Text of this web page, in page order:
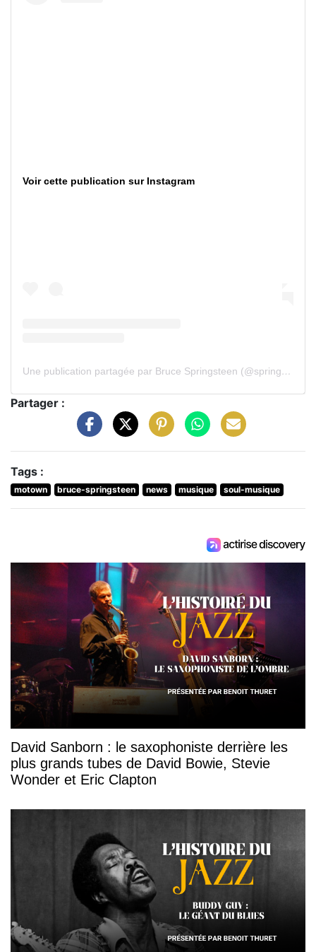
Voir cette publication sur Instagram
Une publication partagée par Bruce Springsteen (@springsteen)
Partager :
Tags :
motown bruce-springsteen news musique soul-musique
David Sanborn : le saxophoniste derrière les
plus grands tubes de David Bowie, Stevie
Wonder et Eric Clapton